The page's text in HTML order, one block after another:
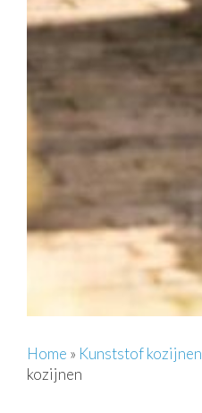
Home » Kunststof kozijnen
kozijnen